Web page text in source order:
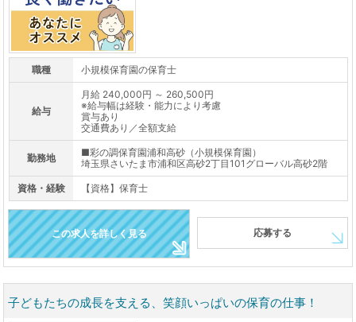
職種 小規模保育園の保育士
給与
月給 240,000円 ～ 260,500円
※給与幅は経験・能力により考慮
賞与あり
交通費あり／全額支給
勤務地
■彩の調保育園浦和高砂（小規模保育園）
埼玉県さいたま市浦和区高砂2丁目101グローバル高砂2階
資格・経験 【資格】保育士
この求人を詳しく見る 応募する
子どもたちの成長を支える、笑顔いっぱいの保育の仕事！